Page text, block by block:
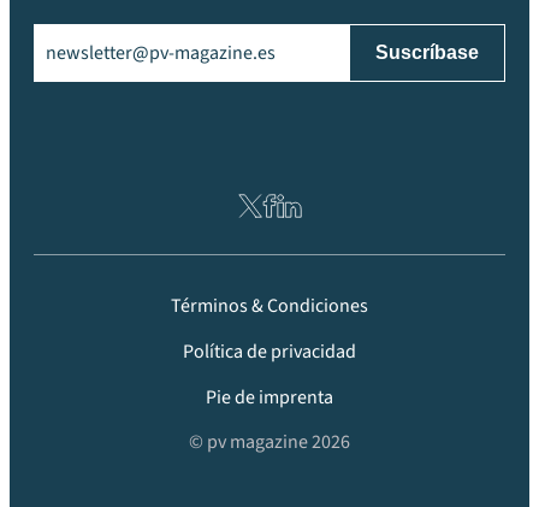
Términos & Condiciones
Política de privacidad
Pie de imprenta
© pv magazine 2026